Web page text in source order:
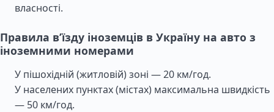
власності.
Правила в’їзду іноземців в Україну на авто з
іноземними номерами
У пішохідній (житловій) зоні — 20 км/год.
У населених пунктах (містах) максимальна швидкість
— 50 км/год.